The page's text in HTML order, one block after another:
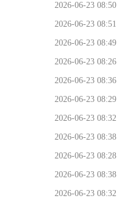
2026-06-23 08:50
2026-06-23 08:51
2026-06-23 08:49
2026-06-23 08:26
2026-06-23 08:36
2026-06-23 08:29
2026-06-23 08:32
2026-06-23 08:38
2026-06-23 08:28
2026-06-23 08:38
2026-06-23 08:32